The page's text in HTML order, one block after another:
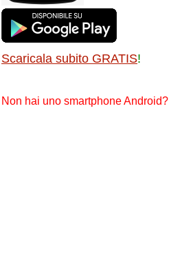
Scaricala subito GRATIS!
Non hai uno smartphone Android?